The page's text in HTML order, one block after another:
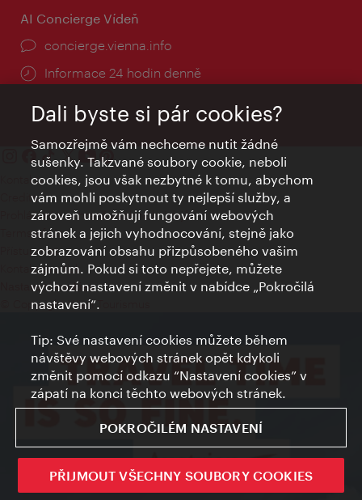
AI Concierge Vídeň
concierge.vienna.info
Informace 24 hodin denně
Kontakty
Credits
Prohlášení o ochraně osobních údajů
Terms of Use
Přístupnost
Kontakt pro tisk
Nastavení cookies
© Copyright Wien Tourismus
Dali byste si pár cookies?
Samozřejmě vám nechceme nutit žádné
sušenky. Takzvané soubory cookie, neboli
cookies, jsou však nezbytné k tomu, abychom
vám mohli poskytnout ty nejlepší služby, a
zároveň umožňují fungování webových
stránek a jejich vyhodnocování, stejně jako
zobrazování obsahu přizpůsobeného vašim
zájmům. Pokud si toto nepřejete, můžete
výchozí nastavení změnit v nabídce „Pokročilá
nastavení“.
Tip: Své nastavení cookies můžete během
návštěvy webových stránek opět kdykoli
změnit pomocí odkazu “Nastavení cookies” v
zápatí na konci těchto webových stránek.
POKROČILÉM NASTAVENÍ
PŘIJMOUT VŠECHNY SOUBORY COOKIES